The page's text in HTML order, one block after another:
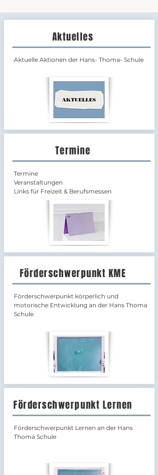
Aktuelles
Aktuelle Aktionen der Hans- Thoma- Schule
Termine
Termine
Veranstaltungen
Links für Freizeit & Berufsmessen
Förderschwerpunkt KME
Förderschwerpunkt körperlich und
motorische Entwicklung an der Hans Thoma
Schule
Förderschwerpunkt Lernen
Förderschwerpunkt Lernen an der Hans
Thoma Schule